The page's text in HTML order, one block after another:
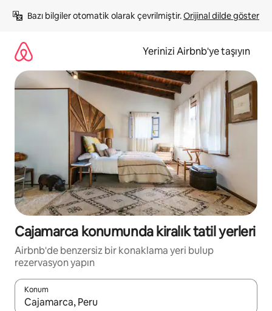
atla
Bazı bilgiler otomatik olarak çevrilmiştir. Orijinal dilde göster
Yerinizi Airbnb'ye taşıyın
Cajamarca konumunda kiralık tatil yerleri
Airbnb'de benzersiz bir konaklama yeri bulup
rezervasyon yapın
Konum
Sonuçlar kullanılabilir olduğunda yukarı ve aşağı oklarıyla